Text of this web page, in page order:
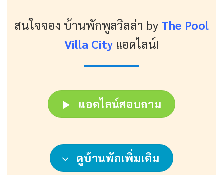
สนใจจอง บ้านพักพูลวิลล่า by The Pool
Villa City แอดไลน์!
แอดไลน์สอบถาม
ดูบ้านพักเพิ่มเติม